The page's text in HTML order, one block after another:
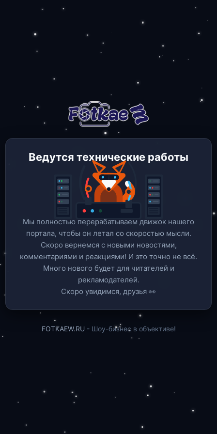
Ведутся технические работы
Мы полностью перерабатываем движок нашего
портала, чтобы он летал со скоростью мысли.
Скоро вернемся c новыми новостями,
комментариями и реакциями! И это точно не всё.
Много нового будет для читателей и
рекламодателей.
Скоро увидимся, друзья 👀
FOTKAEW.RU - Шоу-бизнес в объективе!